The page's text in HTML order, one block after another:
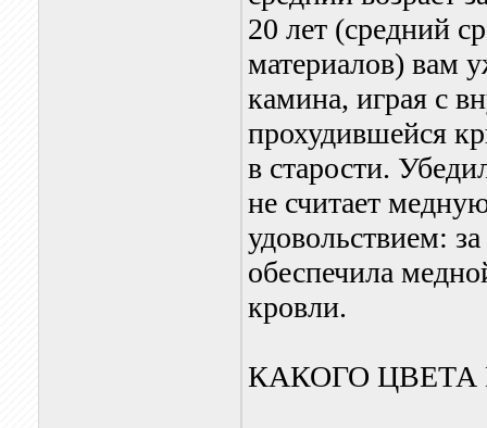
20 лет (средний
материалов) вам
камина, играя с
прохудившейся
в старости.
не считает
удовольствием:
обеспечила
кровли.
КАКОГО ЦВЕТА